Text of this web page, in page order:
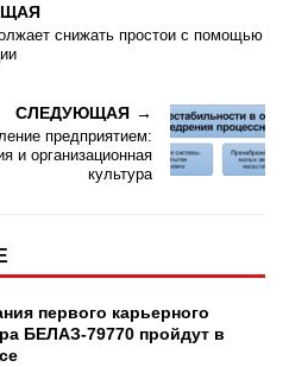
снижать простои с помощью
СЛЕДУЮЩАЯ
предприятием:
и организационная
культура
первого карьерного
БЕЛАЗ-79770 пройдут в